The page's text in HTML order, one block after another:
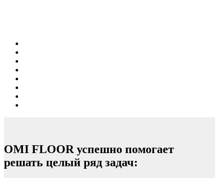
OMI FLOOR успешно помогает
решать целый ряд задач: